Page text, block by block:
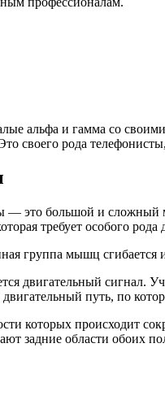
альфа и гамма со
своего рода
это большой и сложный
требует особого
группа мышц
двигательный
путь, по
которых
задние области обоих